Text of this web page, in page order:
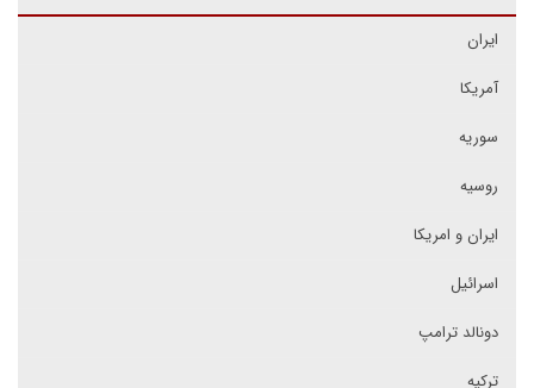
ایران
آمریکا
سوریه
روسیه
ایران و امریکا
اسرائیل
دونالد ترامپ
ترکیه